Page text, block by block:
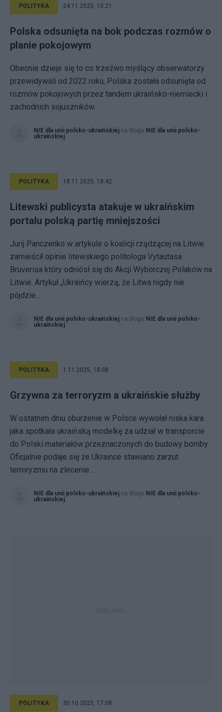
POLITYKA 24.11.2025, 15:21
Polska odsunięta na bok podczas rozmów o
planie pokojowym
Obecnie dzieje się to co trzeźwo myślący obserwatorzy
przewidywali od 2022 roku, Polska została odsunięta od
rozmów pokojowych przez tandem ukraińsko-niemiecki i
zachodnich sojuszników.
NIE dla unii polsko-ukraińskiej na blogu NIE dla unii polsko-
ukraińskiej
POLITYKA 18.11.2025, 18:42
Litewski publicysta atakuje w ukraińskim
portalu polską partię mniejszości
Jurij Panczenko w artykule o koalicji rządzącej na Litwie
zamieścił opinie litewskiego politologa Vytautasa
Bruverisa który odniósł się do Akcji Wyborczej Polaków na
Litwie. Artykuł „Ukraińcy wierzą, że Litwa nigdy nie
pójdzie...
NIE dla unii polsko-ukraińskiej na blogu NIE dla unii polsko-
ukraińskiej
POLITYKA 1.11.2025, 18:08
Grzywna za terroryzm a ukraińskie służby
W ostatnim dniu oburzenie w Polsce wywołał niska kara
jaka spotkała ukraińską modelkę za udział w transporcie
do Polski materiałów przeznaczonych do budowy bomby.
Oficjalnie podaje się że Ukraince stawiano zarzut
terroryzmu na zlecenie...
NIE dla unii polsko-ukraińskiej na blogu NIE dla unii polsko-
ukraińskiej
POLITYKA 30.10.2025, 17:08